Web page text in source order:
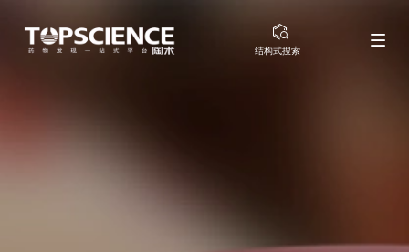
结构式搜索